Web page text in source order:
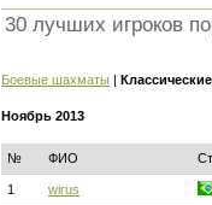
30 лучших игроков
Боевые шахматы |
Ноябрь 2013
№ ФИО
1 wirus